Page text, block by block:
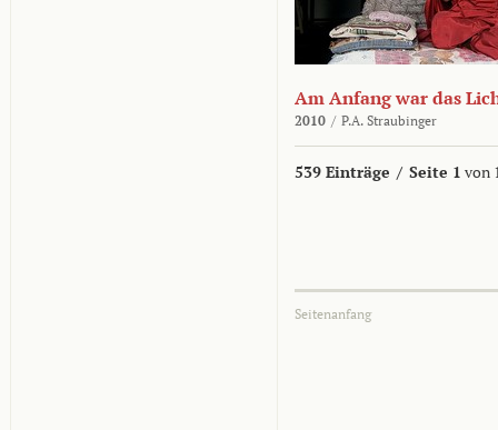
Am Anfang war das
2010 / P.A. Straubinger
539 Einträge / Seite 1 von
Seitenanfang